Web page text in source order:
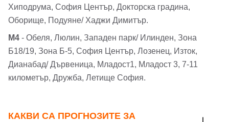
Хиподрума, София Център, Докторска градина,
Оборище, Подуяне/ Хаджи Димитър.
М4 - Обеля, Люлин, Западен парк/ Илинден, Зона
Б18/19, Зона Б-5, София Център, Лозенец, Изток,
Дианабад/ Дървеница, Младост1, Младост 3, 7-11
километър, Дружба, Летище София.
КАКВИ СА ПРОГНОЗИТЕ ЗА